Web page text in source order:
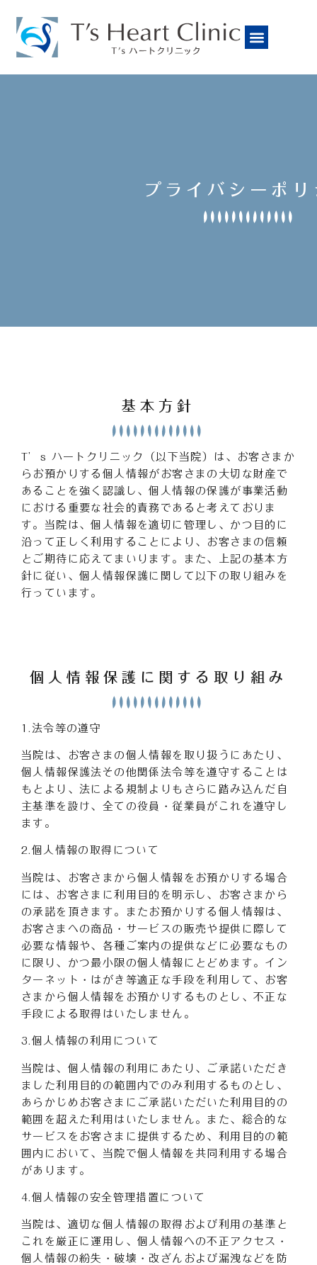
プライバシーポ
基本方針
T’s ハートクリニック（以下当院）は、お客さまか
らお預かりする個人情報がお客さまの大切な財産で
あることを強く認識し、個人情報の保護が事業活動
における重要な社会的責務であると考えておりま
す。当院は、個人情報を適切に管理し、かつ目的に
沿って正しく利用することにより、お客さまの信頼
とご期待に応えてまいります。また、上記の基本方
針に従い、個人情報保護に関して以下の取り組みを
行っています。
個人情報保護に関する取り組み
1.法令等の遵守
当院は、お客さまの個人情報を取り扱うにあたり、
個人情報保護法その他関係法令等を遵守することは
もとより、法による規制よりもさらに踏み込んだ自
主基準を設け、全ての役員・従業員がこれを遵守し
ます。
2.個人情報の取得について
当院は、お客さまから個人情報をお預かりする場合
には、お客さまに利用目的を明示し、お客さまから
の承諾を頂きます。またお預かりする個人情報は、
お客さまへの商品・サービスの販売や提供に際して
必要な情報や、各種ご案内の提供などに必要なもの
に限り、かつ最小限の個人情報にとどめます。イン
ターネット・はがき等適正な手段を利用して、お客
さまから個人情報をお預かりするものとし、不正な
手段による取得はいたしません。
3.個人情報の利用について
当院は、個人情報の利用にあたり、ご承諾いただき
ました利用目的の範囲内でのみ利用するものとし、
あらかじめお客さまにご承諾いただいた利用目的の
範囲を超えた利用はいたしません。また、総合的な
サービスをお客さまに提供するため、利用目的の範
囲内において、当院で個人情報を共同利用する場合
があります。
4.個人情報の安全管理措置について
当院は、適切な個人情報の取得および利用の基準と
これを厳正に運用し、個人情報への不正アクセス・
個人情報の紛失・破壊・改ざんおよび漏洩などを防